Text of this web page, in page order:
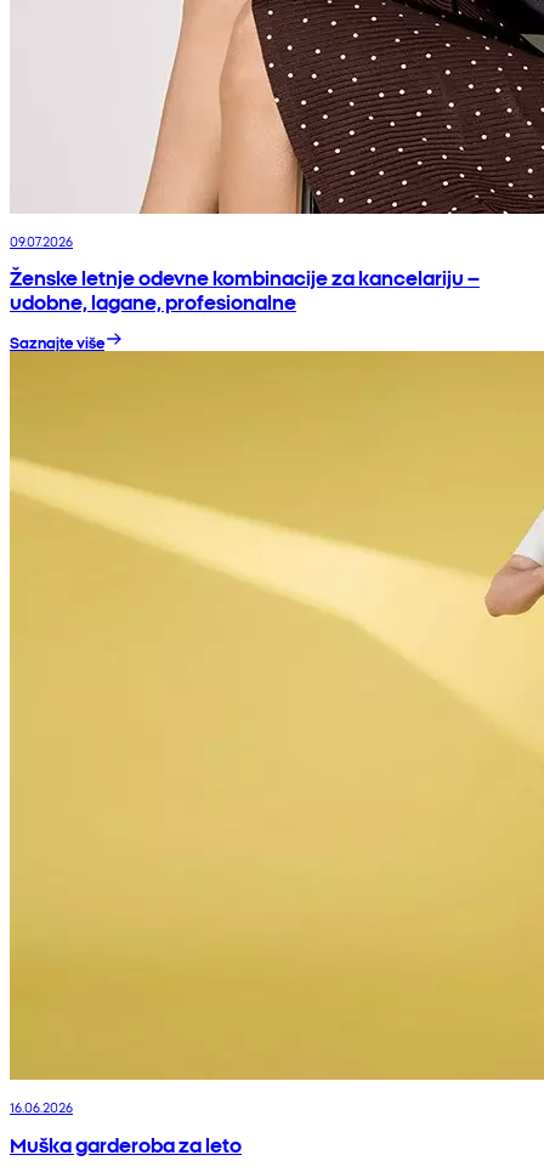
09.07.2026
Ženske letnje odevne kombinacije za kancelariju –
udobne, lagane, profesionalne
Saznajte više
16.06.2026
Muška garderoba za leto